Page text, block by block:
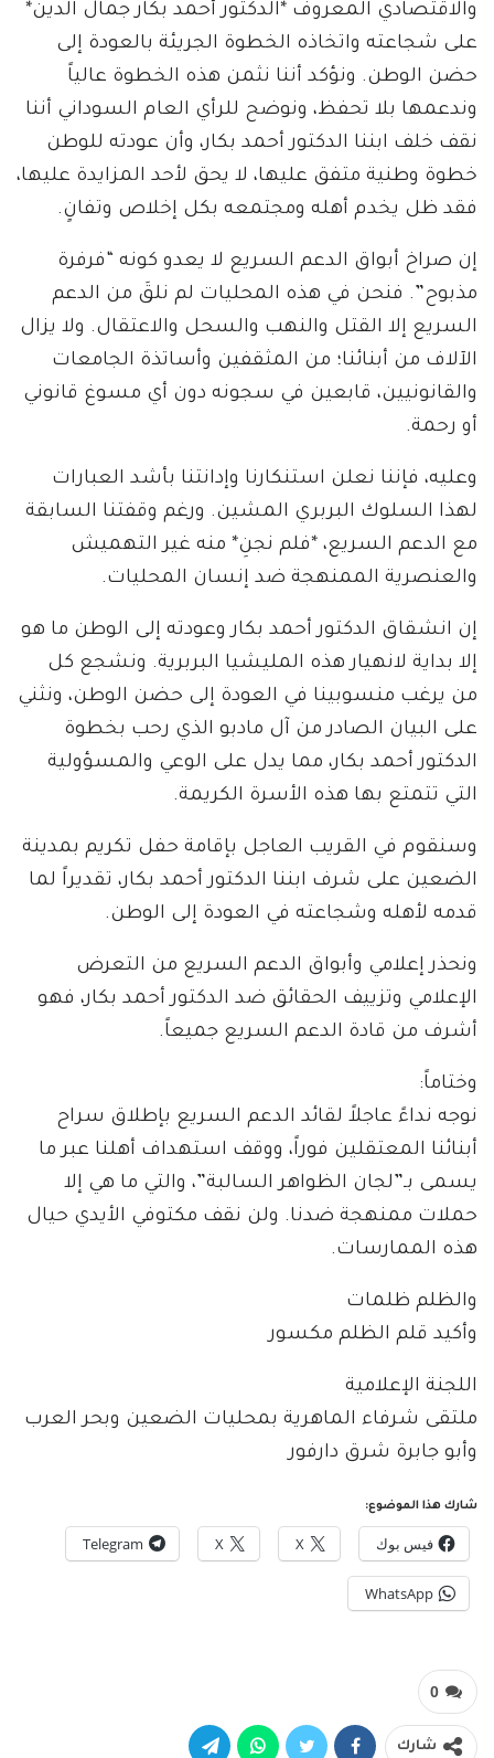
والاقتصادي المعروف *الدكتور أحمد بكار جمال الدين*
على شجاعته واتخاذه الخطوة الجريئة بالعودة إلى
حضن الوطن. ونؤكد أننا نثمن هذه الخطوة عالياً
وندعمها بلا تحفظ، ونوضح للرأي العام السوداني أننا
نقف خلف ابننا الدكتور أحمد بكار، وأن عودته للوطن
خطوة وطنية متفق عليها، لا يحق لأحد المزايدة عليها،
فقد ظل يخدم أهله ومجتمعه بكل إخلاص وتفانٍ.
إن صراخ أبواق الدعم السريع لا يعدو كونه “فرفرة
مذبوح”. فنحن في هذه المحليات لم نلقَ من الدعم
السريع إلا القتل والنهب والسحل والاعتقال. ولا يزال
الآلاف من أبنائنا؛ من المثقفين وأساتذة الجامعات
والقانونيين، قابعين في سجونه دون أي مسوغ قانوني
أو رحمة.
وعليه، فإننا نعلن استنكارنا وإدانتنا بأشد العبارات
لهذا السلوك البربري المشين. ورغم وقفتنا السابقة
مع الدعم السريع، *فلم نجنِ* منه غير التهميش
والعنصرية الممنهجة ضد إنسان المحليات.
إن انشقاق الدكتور أحمد بكار وعودته إلى الوطن ما هو
إلا بداية لانهيار هذه المليشيا البربرية. ونشجع كل
من يرغب منسوبينا في العودة إلى حضن الوطن، ونثني
على البيان الصادر من آل مادبو الذي رحب بخطوة
الدكتور أحمد بكار، مما يدل على الوعي والمسؤولية
التي تتمتع بها هذه الأسرة الكريمة.
وسنقوم في القريب العاجل بإقامة حفل تكريم بمدينة
الضعين على شرف ابننا الدكتور أحمد بكار، تقديراً لما
قدمه لأهله وشجاعته في العودة إلى الوطن.
ونحذر إعلامي وأبواق الدعم السريع من التعرض
الإعلامي وتزييف الحقائق ضد الدكتور أحمد بكار، فهو
أشرف من قادة الدعم السريع جميعاً.
وختاماً:
نوجه نداءً عاجلاً لقائد الدعم السريع بإطلاق سراح
أبنائنا المعتقلين فوراً، ووقف استهداف أهلنا عبر ما
يسمى بـ”لجان الظواهر السالبة”، والتي ما هي إلا
حملات ممنهجة ضدنا. ولن نقف مكتوفي الأيدي حيال
هذه الممارسات.
والظلم ظلمات
وأكيد قلم الظلم مكسور
اللجنة الإعلامية
ملتقى شرفاء الماهرية بمحليات الضعين وبحر العرب
وأبو جابرة شرق دارفور
شارك هذا الموضوع:
فيس بوك X
X
Telegram
WhatsApp
0
شارك